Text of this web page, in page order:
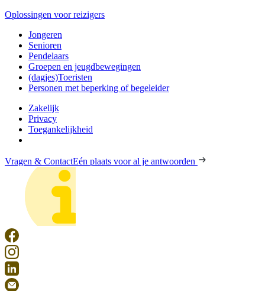
Oplossingen voor reizigers
Jongeren
Senioren
Pendelaars
Groepen en jeugdbewegingen
(dagjes)Toeristen
Personen met beperking of begeleider
Zakelijk
Privacy
Toegankelijkheid
Vragen & ContactEén plaats voor al je antwoorden